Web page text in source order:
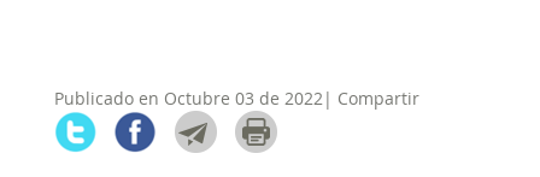
Publicado en Octubre 03 de 2022| Compartir